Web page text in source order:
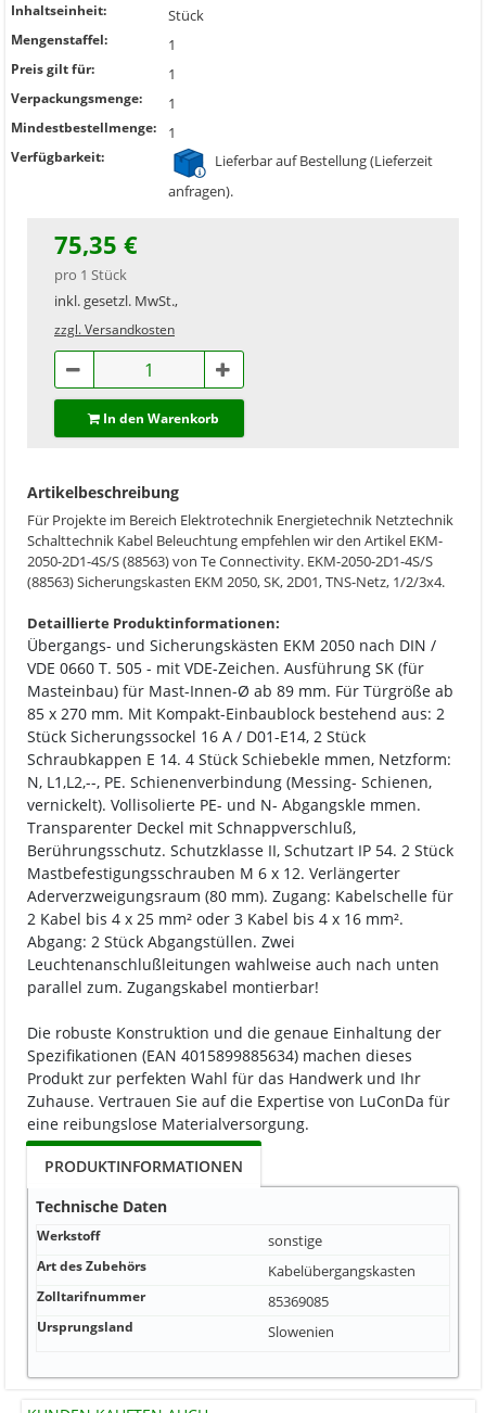
Inhaltseinheit: Stück
Mengenstaffel: 1
Preis gilt für: 1
Verpackungsmenge: 1
Mindestbestellmenge: 1
Verfügbarkeit:
Lieferbar auf Bestellung (Lieferzeit
anfragen).
75,35 €
pro 1 Stück
inkl. gesetzl. MwSt.,
zzgl. Versandkosten
In den Warenkorb
Artikelbeschreibung
Für Projekte im Bereich Elektrotechnik Energietechnik Netztechnik
Schalttechnik Kabel Beleuchtung empfehlen wir den Artikel EKM-
2050-2D1-4S/S (88563) von Te Connectivity. EKM-2050-2D1-4S/S
(88563) Sicherungskasten EKM 2050, SK, 2D01, TNS-Netz, 1/2/3x4.
Detaillierte Produktinformationen:
Übergangs- und Sicherungskästen EKM 2050 nach DIN /
VDE 0660 T. 505 - mit VDE-Zeichen. Ausführung SK (für
Masteinbau) für Mast-Innen-Ø ab 89 mm. Für Türgröße ab
85 x 270 mm. Mit Kompakt-Einbaublock bestehend aus: 2
Stück Sicherungssockel 16 A / D01-E14, 2 Stück
Schraubkappen E 14. 4 Stück Schiebekle mmen, Netzform:
N, L1,L2,--, PE. Schienenverbindung (Messing- Schienen,
vernickelt). Vollisolierte PE- und N- Abgangskle mmen.
Transparenter Deckel mit Schnappverschluß,
Berührungsschutz. Schutzklasse II, Schutzart IP 54. 2 Stück
Mastbefestigungsschrauben M 6 x 12. Verlängerter
Aderverzweigungsraum (80 mm). Zugang: Kabelschelle für
2 Kabel bis 4 x 25 mm² oder 3 Kabel bis 4 x 16 mm².
Abgang: 2 Stück Abgangstüllen. Zwei
Leuchtenanschlußleitungen wahlweise auch nach unten
parallel zum. Zugangskabel montierbar!
Die robuste Konstruktion und die genaue Einhaltung der
Spezifikationen (EAN 4015899885634) machen dieses
Produkt zur perfekten Wahl für das Handwerk und Ihr
Zuhause. Vertrauen Sie auf die Expertise von LuConDa für
eine reibungslose Materialversorgung.
PRODUKTINFORMATIONEN
Technische Daten
Werkstoff sonstige
Art des Zubehörs Kabelübergangskasten
Zolltarifnummer 85369085
Ursprungsland Slowenien